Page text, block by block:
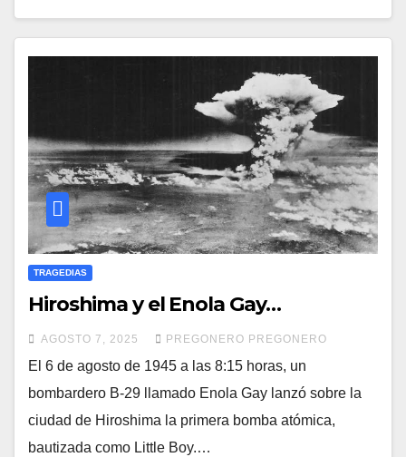
TRAGEDIAS
Hiroshima y el Enola Gay…
AGOSTO 7, 2025 PREGONERO PREGONERO
El 6 de agosto de 1945 a las 8:15 horas, un
bombardero B-29 llamado Enola Gay lanzó sobre la
ciudad de Hiroshima la primera bomba atómica,
bautizada como Little Boy.…